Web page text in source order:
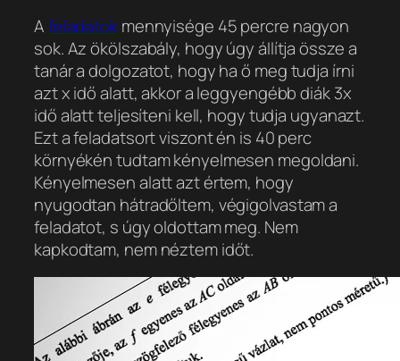
Afeladatokmennyisége 45 percre nagyon
sok. Az ökölszabály, hogy úgy állítja össze a
tanár a dolgozatot, hogy ha ő meg tudja írni
azt x idő alatt, akkor a leggyengébb diák 3x
idő alatt teljesíteni kell, hogy tudja ugyanazt.
Ezt a feladatsort viszont én is 40 perc
környékén tudtam kényelmesen megoldani.
Kényelmesen alatt azt értem, hogy
nyugodtan hátradőltem, végigolvastam a
feladatot, s úgy oldottam meg. Nem
kapkodtam, nem néztem időt.